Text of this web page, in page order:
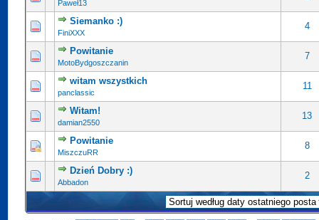
Paweł13
Siemanko :)
FiniXXX
4
Powitanie
MotoBydgoszczanin
7
witam wszystkich
panclassic
11
Witam!
damian2550
13
Powitanie
MiszczuRR
8
Dzień Dobry :)
Abbadon
2